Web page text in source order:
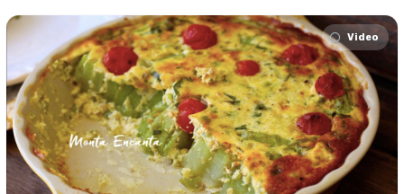
Video